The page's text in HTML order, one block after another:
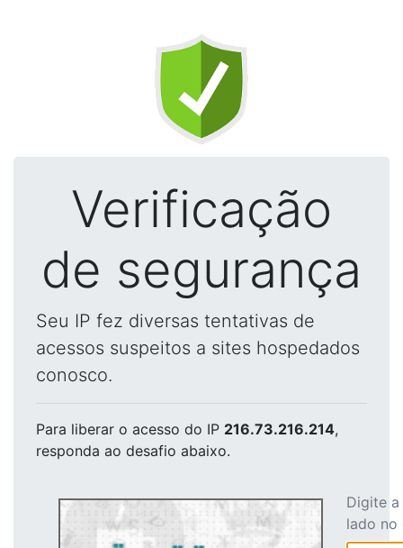
Verificação
de segurança
Seu IP fez diversas tentativas de
acessos suspeitos a sites hospedados
conosco.
Para liberar o acesso do IP 216.73.216.214,
responda ao desafio abaixo.
Digite
lado no